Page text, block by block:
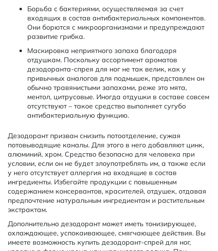
Борьба с бактериями, осуществляемая за счет
входящих в состав антибактериальных компонентов.
Они борются с микроорганизмами и предупреждают
развитие грибка.
Маскировка неприятного запаха благодаря
отдушкам. Поскольку ассортимент ароматов
дезодоранта-спрея для ног не так велик, как у
привычных аналогов для подмышек, представлен он
обычно травянистыми запахами, реже это мята,
ментол, цитрусовые. Иногда отдушки в составе совсем
отсутствуют – такое средство выполняет сугубо
антибактериальную функцию.
Дезодорант призван снизить потоотделение, сужая
потовыводящие каналы. Для этого в него добавляют цинк,
алюминий, хром. Средство безопасно для человека при
условии, если он не будет злоупотреблять им, а также если
у него отсутствует аллергия на входящие в состав
ингредиенты. Избегайте продукции с повышенным
содержанием консервантов, красителей, отдушек, отдавая
предпочтение натуральным ингредиентам и растительным
экстрактам.
Дополнительно дезодорант может иметь тонизирующее,
охлаждающее, успокаивающее, смягчающее действия. Вы
имеете возможность купить дезодорант-спрей для ног,